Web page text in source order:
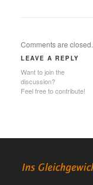
Comments are closed.
LEAVE A REPLY
Want to join the
discussion?
Feel free to contribute!